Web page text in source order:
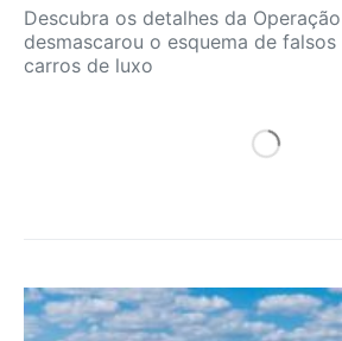
Descubra os detalhes da
desmascarou o esquema de
carros de luxo